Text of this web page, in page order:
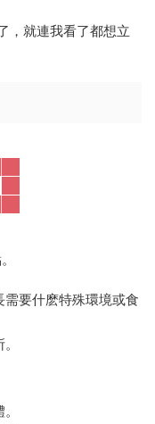
，就連我看了都想立
要什麽特殊環境或食